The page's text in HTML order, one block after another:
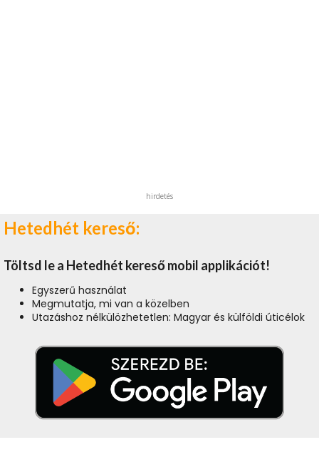
hirdetés
Hetedhét kereső:
Töltsd le a Hetedhét kereső mobil applikációt!
Egyszerű használat
Megmutatja, mi van a közelben
Utazáshoz nélkülözhetetlen: Magyar és külföldi úticélok